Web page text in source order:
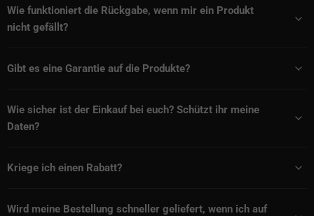
Wie funktioniert die Rückgabe, wenn mir ein Produkt
nicht gefällt?
Gibt es eine Garantie auf die Produkte?
Wie sicher ist der Einkauf bei euch? Schützt ihr meine
Daten?
Kriege ich einen Rabatt?
Wird meine Bestellung schneller geliefert, wenn ich auf